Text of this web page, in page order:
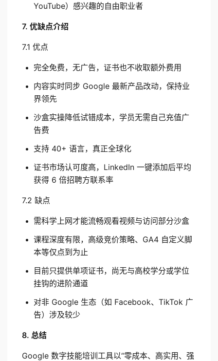
YouTube）感兴趣的自由职业者
7. 优缺点介绍
7.1 优点
完全免费，无广告，证书也不收取额外费用
内容实时同步 Google 最新产品改动，保持业
界领先
沙盒实操降低试错成本，学员无需自己充值广
告费
支持 40+ 语言，真正全球化
证书市场认可度高，LinkedIn 一键添加后平均
获得 6 倍招聘方联系率
7.2 缺点
需科学上网才能流畅观看视频与访问部分沙盒
课程深度有限，高级竞价策略、GA4 自定义脚
本等仅点到为止
目前只提供单项证书，尚无与高校学分或学位
挂钩的进阶通道
对非 Google 生态（如 Facebook、TikTok 广
告）涉及较少
8. 总结
Google 数字技能培训工具以“零成本、高实用、强